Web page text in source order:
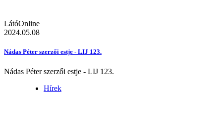
LátóOnline
2024.05.08
Nádas Péter szerzői estje - LIJ 123.
Nádas Péter szerzői estje - LIJ 123.
Hírek